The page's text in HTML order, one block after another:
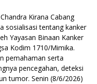
Kirana Cabang
sosialisasi tentang kanker
Yayasan Binaan Kanker
Kodim 1710/Mimika.
pemahaman serta
pencegahan, deteksi
tumor. Senin (8/6/2026)